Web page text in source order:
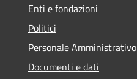
Enti e fondazioni
Politici
Personale Amministrativo
Documenti e dati